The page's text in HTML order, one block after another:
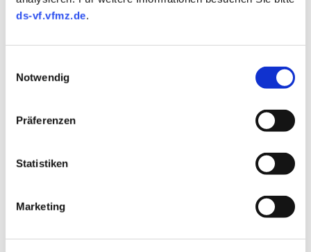
ds-vf.vfmz.de.
Notwendig
Präferenzen
Statistiken
Marketing